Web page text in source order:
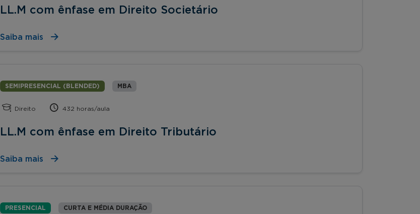
LL.M com ênfase em Direito Societário
Saiba mais
SEMIPRESENCIAL (BLENDED) MBA
Direito 432 horas/aula
LL.M com ênfase em Direito Tributário
Saiba mais
PRESENCIAL CURTA E MÉDIA DURAÇÃO